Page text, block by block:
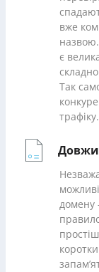
вже
є
Так
трафіку.
домену